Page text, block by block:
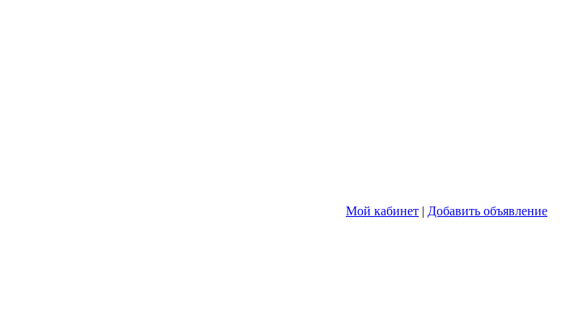
Мой кабинет | Добавить объявление